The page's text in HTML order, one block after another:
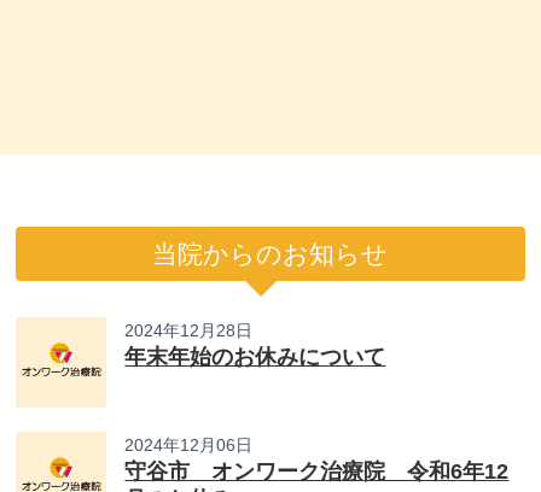
当院からのお知らせ
2024年12月28日
年末年始のお休みについて
2024年12月06日
守谷市 オンワーク治療院 令和6年12